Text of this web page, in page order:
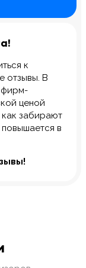
к
отзывы. В
фирм-
ценой
забирают
повышается в